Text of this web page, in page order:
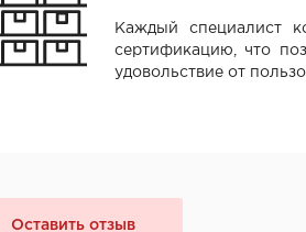
Каждый специалист
сертификацию, что
удовольствие от
Оставить отзыв